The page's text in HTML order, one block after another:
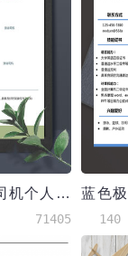
葱绿极简风货运司机个人简历模板
71405 140